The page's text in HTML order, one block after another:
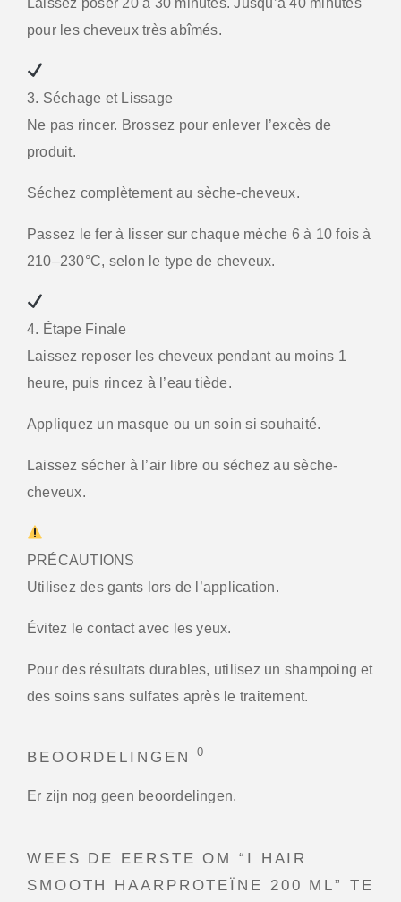
pour les cheveux très abîmés.
3. Séchage et Lissage
Ne pas rincer. Brossez pour enlever l’excès de
produit.
Séchez complètement au sèche-cheveux.
Passez le fer à lisser sur chaque mèche 6 à 10 fois à
210–230°C, selon le type de cheveux.
4. Étape Finale
Laissez reposer les cheveux pendant au moins 1
heure, puis rincez à l’eau tiède.
Appliquez un masque ou un soin si souhaité.
Laissez sécher à l’air libre ou séchez au sèche-
cheveux.
PRÉCAUTIONS
Utilisez des gants lors de l’application.
Évitez le contact avec les yeux.
Pour des résultats durables, utilisez un shampoing et
des soins sans sulfates après le traitement.
BEOORDELINGEN0
Er zijn nog geen beoordelingen.
WEES DE EERSTE OM “I HAIR
SMOOTH HAARPROTEÏNE 200 ML” TE